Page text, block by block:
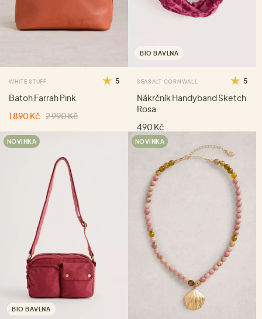
WHITE STUFF 5
Batoh Farrah Pink
1 890 Kč 2 990 Kč
BIO BAVLNA
SEASALT CORNWALL 5
Nákrčník Handyband Sketch
Rosa
490 Kč
NOVINKA
BIO BAVLNA
NOVINKA